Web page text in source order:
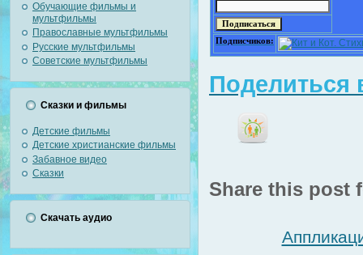
Обучающие фильмы и
мультфильмы
Православные мультфильмы
Русские мультфильмы
Советские мультфильмы
Сказки и фильмы
Детские фильмы
Детские христианские фильмы
Забавное видео
Сказки
Скачать аудио
Подписчиков:
Поделиться
Share this post